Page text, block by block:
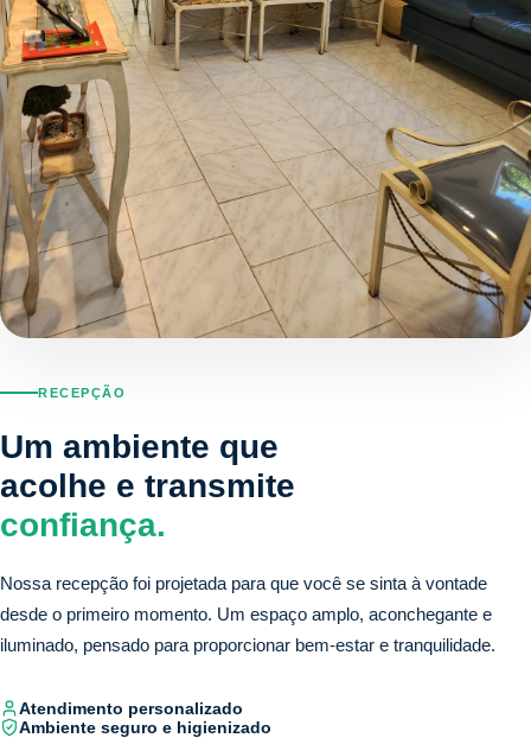
RECEPÇÃO
Um ambiente que
acolhe e transmite
confiança.
Nossa recepção foi projetada para que você se sinta à vontade
desde o primeiro momento. Um espaço amplo, aconchegante e
iluminado, pensado para proporcionar bem-estar e tranquilidade.
Atendimento personalizado
Ambiente seguro e higienizado